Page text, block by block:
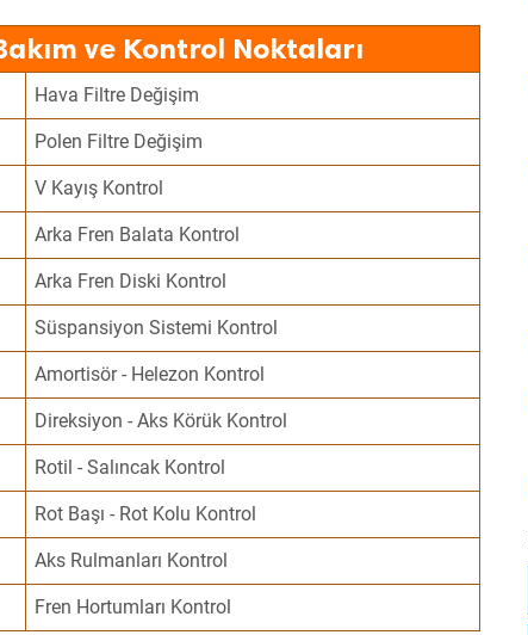
ve Kontrol Noktaları
Hava Filtre Değişim
Polen Filtre Değişim
V Kayış Kontrol
Arka Fren Balata Kontrol
Arka Fren Diski Kontrol
Süspansiyon Sistemi Kontrol
Amortisör - Helezon Kontrol
Direksiyon - Aks Körük Kontrol
Rotil - Salıncak Kontrol
Rot Başı - Rot Kolu Kontrol
Aks Rulmanları Kontrol
Fren Hortumları Kontrol